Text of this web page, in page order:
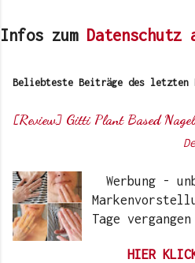
Infos zum Datenschutz
Beliebteste Beiträge des letzten
[Review] Gitti Plant Based
Werbung -
Tage
Euch. Aber
HIER